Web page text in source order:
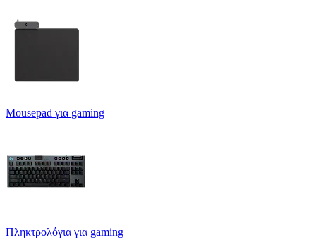
Mousepad για gaming
Πληκτρολόγια για gaming